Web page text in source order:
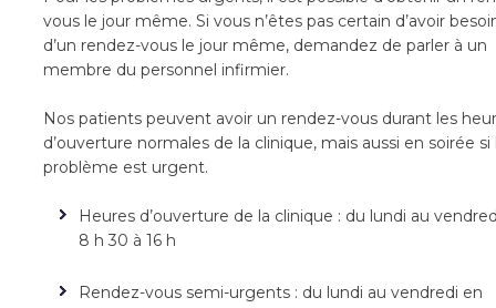
vous le jour même. Si vous n’êtes pas certain d’avoir
d’un rendez-vous le jour même, demandez de parler à un
membre du personnel infirmier.
Nos patients peuvent avoir un rendez-vous durant les
d’ouverture normales de la clinique, mais aussi en soirée si
problème est urgent.
Heures d’ouverture de la clinique : du lundi au
8 h 30 à 16 h
Rendez-vous semi-urgents : du lundi au vendredi en